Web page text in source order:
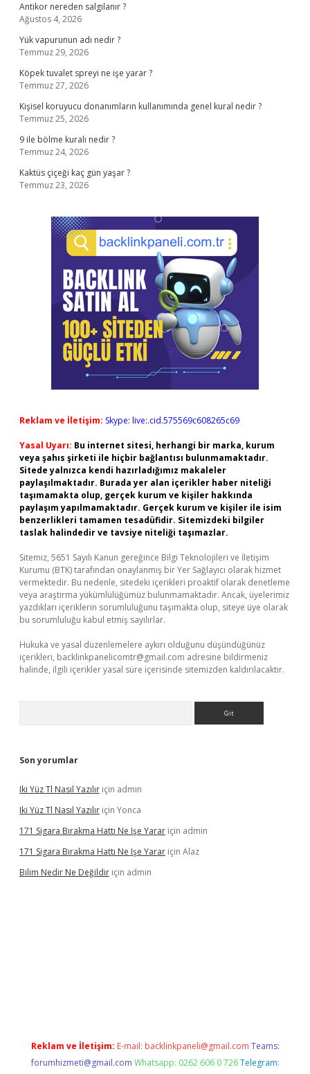
Antikor nereden salgılanır ?
Ağustos 4, 2026
Yük vapurunun adı nedir ?
Temmuz 29, 2026
Köpek tuvalet spreyi ne işe yarar ?
Temmuz 27, 2026
Kişisel koruyucu donanımların kullanımında genel kural nedir ?
Temmuz 25, 2026
9 ile bölme kuralı nedir ?
Temmuz 24, 2026
Kaktüs çiçeği kaç gün yaşar ?
Temmuz 23, 2026
Reklam ve İletişim: Skype: live:.cid.575569c608265c69
Yasal Uyarı: Bu internet sitesi, herhangi bir marka, kurum
veya şahıs şirketi ile hiçbir bağlantısı bulunmamaktadır.
Sitede yalnızca kendi hazırladığımız makaleler
paylaşılmaktadır. Burada yer alan içerikler haber niteliği
taşımamakta olup, gerçek kurum ve kişiler hakkında
paylaşım yapılmamaktadır. Gerçek kurum ve kişiler ile isim
benzerlikleri tamamen tesadüfidir. Sitemizdeki bilgiler
taslak halindedir ve tavsiye niteliği taşımazlar.
Sitemiz, 5651 Sayılı Kanun gereğince Bilgi Teknolojileri ve İletişim
Kurumu (BTK) tarafından onaylanmış bir Yer Sağlayıcı olarak hizmet
vermektedir. Bu nedenle, sitedeki içerikleri proaktif olarak denetleme
veya araştırma yükümlülüğümüz bulunmamaktadır. Ancak, üyelerimiz
yazdıkları içeriklerin sorumluluğunu taşımakta olup, siteye üye olarak
bu sorumluluğu kabul etmiş sayılırlar.
Hukuka ve yasal düzenlemelere aykırı olduğunu düşündüğünüz
içerikleri, backlinkpanelicomtr@gmail.com adresine bildirmeniz
halinde, ilgili içerikler yasal süre içerisinde sitemizden kaldırılacaktır.
Son yorumlar
Iki Yüz Tl Nasıl Yazılır için admin
Iki Yüz Tl Nasıl Yazılır için Yonca
171 Sigara Bırakma Hattı Ne Işe Yarar için admin
171 Sigara Bırakma Hattı Ne Işe Yarar için Alaz
Bilim Nedir Ne Değildir için admin
Reklam ve İletişim: E-mail: backlinkpaneli@gmail.com Teams:
forumhizmeti@gmail.com Whatsapp: 0262 606 0 726 Telegram: